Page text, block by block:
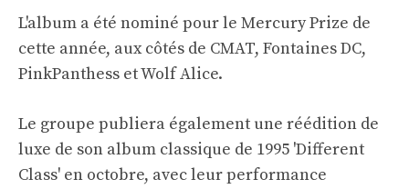
L'album a été nominé pour le Mercury Prize de
cette année, aux côtés de CMAT, Fontaines DC,
PinkPanthess et Wolf Alice.
Le groupe publiera également une réédition de
luxe de son album classique de 1995 'Different
Class' en octobre, avec leur performance